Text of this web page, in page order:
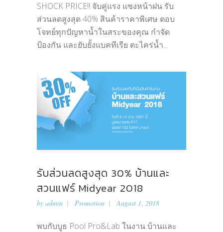
SHOCK PRICE!! จับคู่แรง แซงหน้าฝน รับ
ส่วนลดสูงสุด 40% สินค้าราคาพิเศษ ตอบ
โจทย์ทุกปัญหาน้ำในสระของคุณ กำจัด
ป้องกัน และยับยั้งแบคทีเรีย ตะไคร่น้ำ...
รับส่วนลดสูงสุด 30% บ้านและ
สวนแฟร์ Midyear 2018
by admin Promotion August 1, 2018
พบกับบูธ Pool Pro&Lab ในงาน บ้านและ